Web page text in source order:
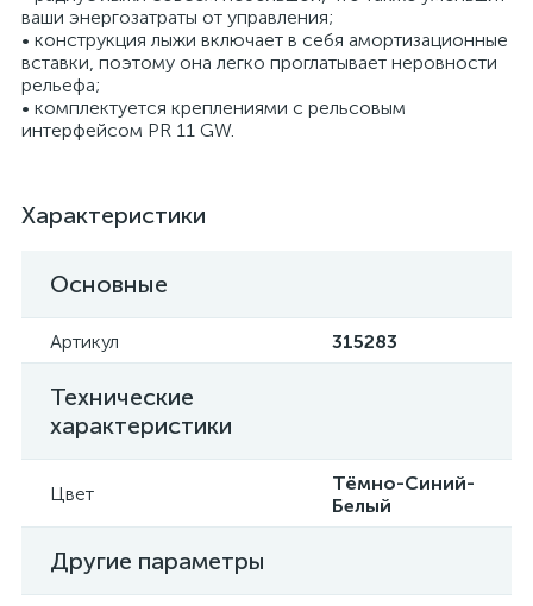
ваши энергозатраты от управления;
• конструкция лыжи включает в себя амортизационные
вставки, поэтому она легко проглатывает неровности
рельефа;
• комплектуется креплениями с рельсовым
интерфейсом PR 11 GW.
Характеристики
Основные
Артикул 315283
Технические
характеристики
Цвет
Тёмно-Синий-
Белый
Другие параметры